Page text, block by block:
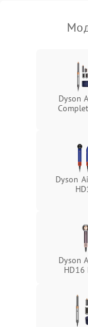
Неисправность
Поломка системы
от
защиты от
Dyson
Dyson
Dyson
HD16